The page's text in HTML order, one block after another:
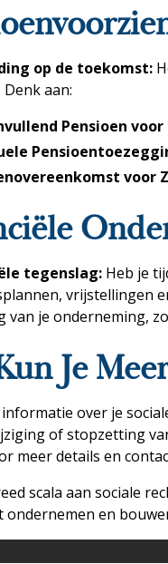
op de toekomst:
aan:
Pensioen
voor
tegenslag: Heb je
vrijstellingen
van je onderneming,
Je
over je
of stopzetting
meer details en
scala aan sociale
en